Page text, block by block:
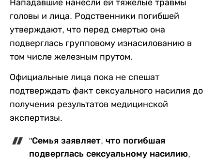
Нападавшие нанесли ей тяжелые травмы
головы и лица. Родственники погибшей
утверждают, что перед смертью она
подверглась групповому изнасилованию в
том числе железным прутом.
Официальные лица пока не спешат
подтверждать факт сексуального насилия до
получения результатов медицинской
экспертизы.
"Семья заявляет, что погибшая
подверглась сексуальному насилию,